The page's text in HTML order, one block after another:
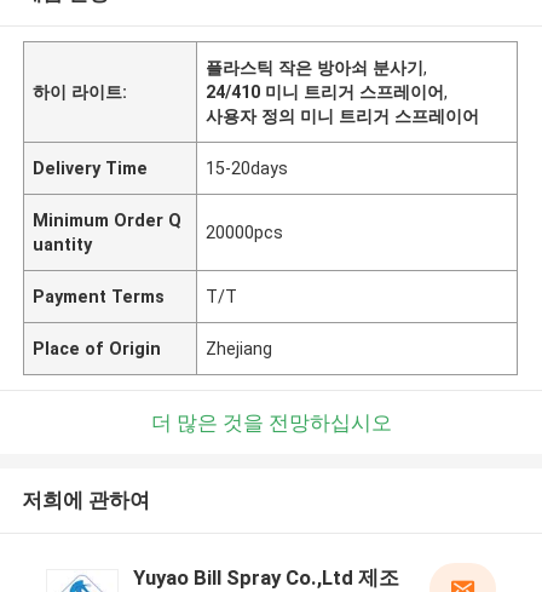
하이 라이트:
플라스틱 작은 방아쇠 분사기,
24/410 미니 트리거 스프레이어,
사용자 정의 미니 트리거 스프레이어
Delivery Time 15-20days
Minimum Order Q
uantity
20000pcs
Payment Terms T/T
Place of Origin Zhejiang
더 많은 것을 전망하십시오
저희에 관하여
Yuyao Bill Spray Co.,Ltd 제조